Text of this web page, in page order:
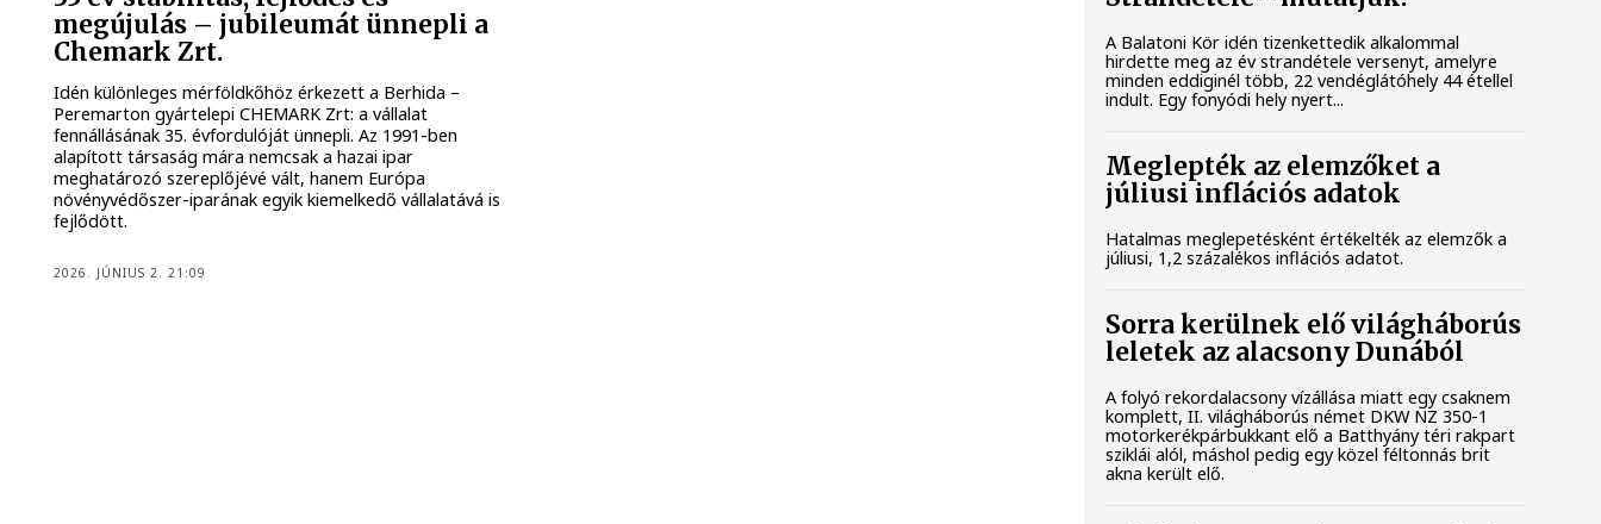
megújulás – jubileumát ünnepli a
Chemark Zrt.
Idén különleges mérföldkőhöz érkezett a Berhida –
Peremarton gyártelepi CHEMARK Zrt: a vállalat
fennállásának 35. évfordulóját ünnepli. Az 1991-ben
alapított társaság mára nemcsak a hazai ipar
meghatározó szereplőjévé vált, hanem Európa
növényvédőszer-iparának egyik kiemelkedő vállalatává is
fejlődött.
2026. JÚNIUS 2. 21:09
A Balatoni Kör idén tizenkettedik alkalommal
hirdette meg az év strandétele versenyt, amelyre
minden eddiginél több, 22 vendéglátóhely 44 étellel
indult. Egy fonyódi hely nyert...
Meglepték az elemzőket a
júliusi inflációs adatok
Hatalmas meglepetésként értékelték az elemzők a
júliusi, 1,2 százalékos inflációs adatot.
Sorra kerülnek elő világháborús
leletek az alacsony Dunából
A folyó rekordalacsony vízállása miatt egy csaknem
komplett, II. világháborús német DKW NZ 350-1
motorkerékpárbukkant elő a Batthyány téri rakpart
sziklái alól, máshol pedig egy közel féltonnás brit
akna került elő.